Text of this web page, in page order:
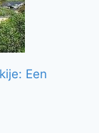
Een